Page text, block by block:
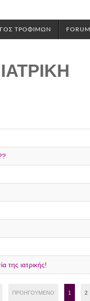
ΤΡΟΦΙΜΩΝ FORUM
της ιατρικής!
ΠΡΟΗΓΟΎΜΕΝΟ 1 2